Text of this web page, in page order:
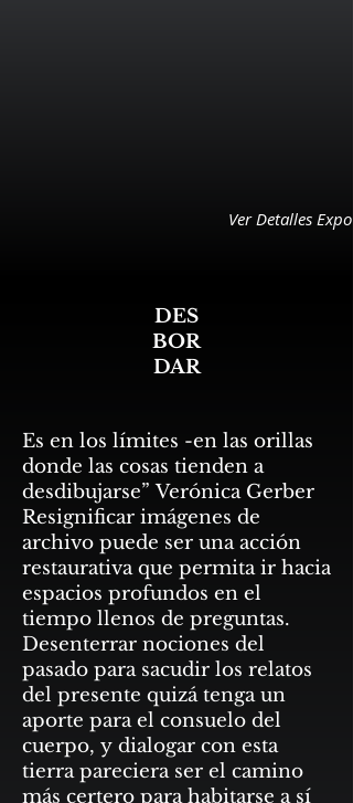
Ver Detalles Expo
DES
BOR
DAR
Es en los límites -en las orillas
donde las cosas tienden a
desdibujarse” Verónica Gerber
Resignificar imágenes de
archivo puede ser una acción
restaurativa que permita ir hacia
espacios profundos en el
tiempo llenos de preguntas.
Desenterrar nociones del
pasado para sacudir los relatos
del presente quizá tenga un
aporte para el consuelo del
cuerpo, y dialogar con esta
tierra pareciera ser el camino
más certero para habitarse a sí